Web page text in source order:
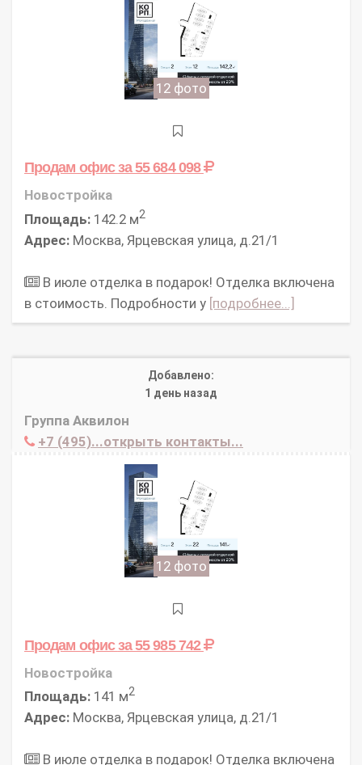
12 фото
Продам офисза 55 684 098
Новостройка
Площадь: 142.2 м2
Адрес: Москва, Ярцевская улица, д.21/1
В июле отделка в подарок! Отделка включена
в стоимость. Подробности у [подробнее...]
Добавлено:
1 день назад
Группа Аквилон
+7 (495)...открыть контакты...
12 фото
Продам офисза 55 985 742
Новостройка
Площадь: 141 м2
Адрес: Москва, Ярцевская улица, д.21/1
В июле отделка в подарок! Отделка включена